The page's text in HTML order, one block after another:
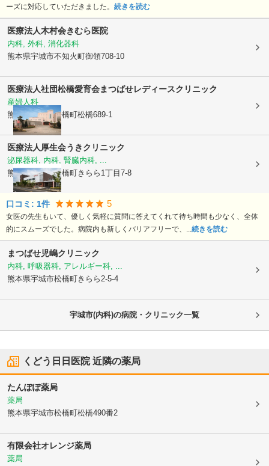
ーズに対応していただきました。 続きを読む
医療法人木村会きむら医院
内科, 外科, 消化器科
熊本県宇城市不知火町御領708-10
医療法人社団松橋愛育会まつばせレディースクリニック
産婦人科
熊本県宇城市松橋町松橋689-1
医療法人厚生会うきクリニック
泌尿器科, 内科, 腎臓内科, ...
熊本県宇城市松橋町きらら1丁目7-8
口コミ: 1件 5
女医の先生もいて、優しく気軽に質問に答えてくれて待ち時間も少なく、全体
的にスムーズでした。病院内も新しくバリアフリーで、...続きを読む
まつばせ児嶋クリニック
内科, 呼吸器科, アレルギー科, ...
熊本県宇城市松橋町きらら2-5-4
宇城市(内科)の病院・クリニック一覧
くどう日日医院近隣の薬局
たんぽぽ薬局
薬局
熊本県宇城市松橋町松橋490番2
有限会社オレンジ薬局
薬局